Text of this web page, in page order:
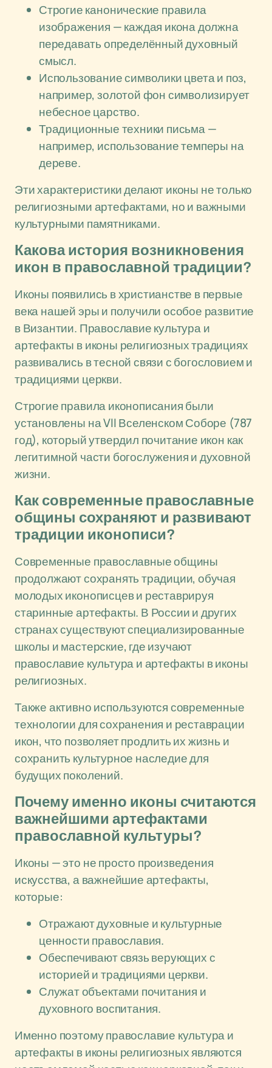
Строгие канонические правила
изображения — каждая икона должна
передавать определённый духовный
смысл.
Использование символики цвета и поз,
например, золотой фон символизирует
небесное царство.
Традиционные техники письма —
например, использование темперы на
дереве.
Эти характеристики делают иконы не только
религиозными артефактами, но и важными
культурными памятниками.
Какова история возникновения
икон в православной традиции?
Иконы появились в христианстве в первые
века нашей эры и получили особое развитие
в Византии. Православие культура и
артефакты в иконы религиозных традициях
развивались в тесной связи с богословием и
традициями церкви.
Строгие правила иконописания были
установлены на VII Вселенском Соборе (787
год), который утвердил почитание икон как
легитимной части богослужения и духовной
жизни.
Как современные православные
общины сохраняют и развивают
традиции иконописи?
Современные православные общины
продолжают сохранять традиции, обучая
молодых иконописцев и реставрируя
старинные артефакты. В России и других
странах существуют специализированные
школы и мастерские, где изучают
православие культура и артефакты в иконы
религиозных.
Также активно используются современные
технологии для сохранения и реставрации
икон, что позволяет продлить их жизнь и
сохранить культурное наследие для
будущих поколений.
Почему именно иконы считаются
важнейшими артефактами
православной культуры?
Иконы — это не просто произведения
искусства, а важнейшие артефакты,
которые:
Отражают духовные и культурные
ценности православия.
Обеспечивают связь верующих с
историей и традициями церкви.
Служат объектами почитания и
духовного воспитания.
Именно поэтому православие культура и
артефакты в иконы религиозных являются